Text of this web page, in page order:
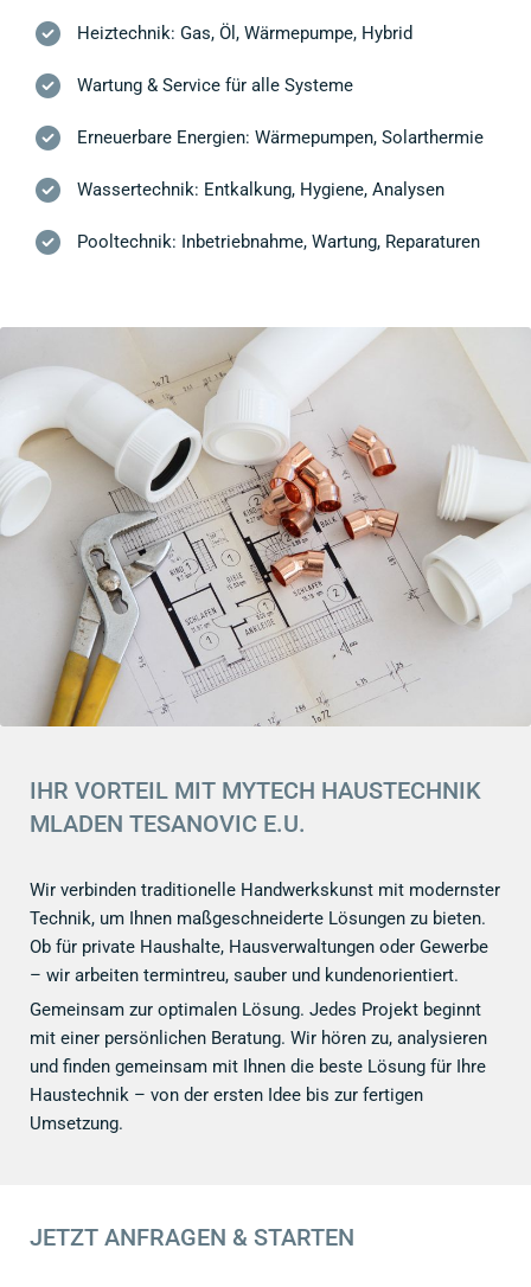
Heiztechnik: Gas, Öl, Wärmepumpe, Hybrid
Wartung & Service für alle Systeme
Erneuerbare Energien: Wärmepumpen, Solarthermie
Wassertechnik: Entkalkung, Hygiene, Analysen
Pooltechnik: Inbetriebnahme, Wartung, Reparaturen
IHR VORTEIL MIT MYTECH HAUSTECHNIK
MLADEN TESANOVIC E.U.
Wir verbinden traditionelle Handwerkskunst mit modernster
Technik, um Ihnen maßgeschneiderte Lösungen zu bieten.
Ob für private Haushalte, Hausverwaltungen oder Gewerbe
– wir arbeiten termintreu, sauber und kundenorientiert.
Gemeinsam zur optimalen Lösung. Jedes Projekt beginnt
mit einer persönlichen Beratung. Wir hören zu, analysieren
und finden gemeinsam mit Ihnen die beste Lösung für Ihre
Haustechnik – von der ersten Idee bis zur fertigen
Umsetzung.
JETZT ANFRAGEN & STARTEN